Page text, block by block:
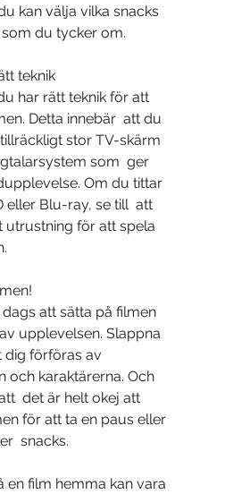
kan välja vilka snacks
du tycker om.
teknik
Detta innebär  att du
stor TV-skärm
som  ger
Om du tittar
eller Blu-ray, se till  att
utrustning för att spela
upplevelsen. Slappna
dig förföras av
och karaktärerna. Och
det är helt okej att
för att ta en paus eller
snacks.